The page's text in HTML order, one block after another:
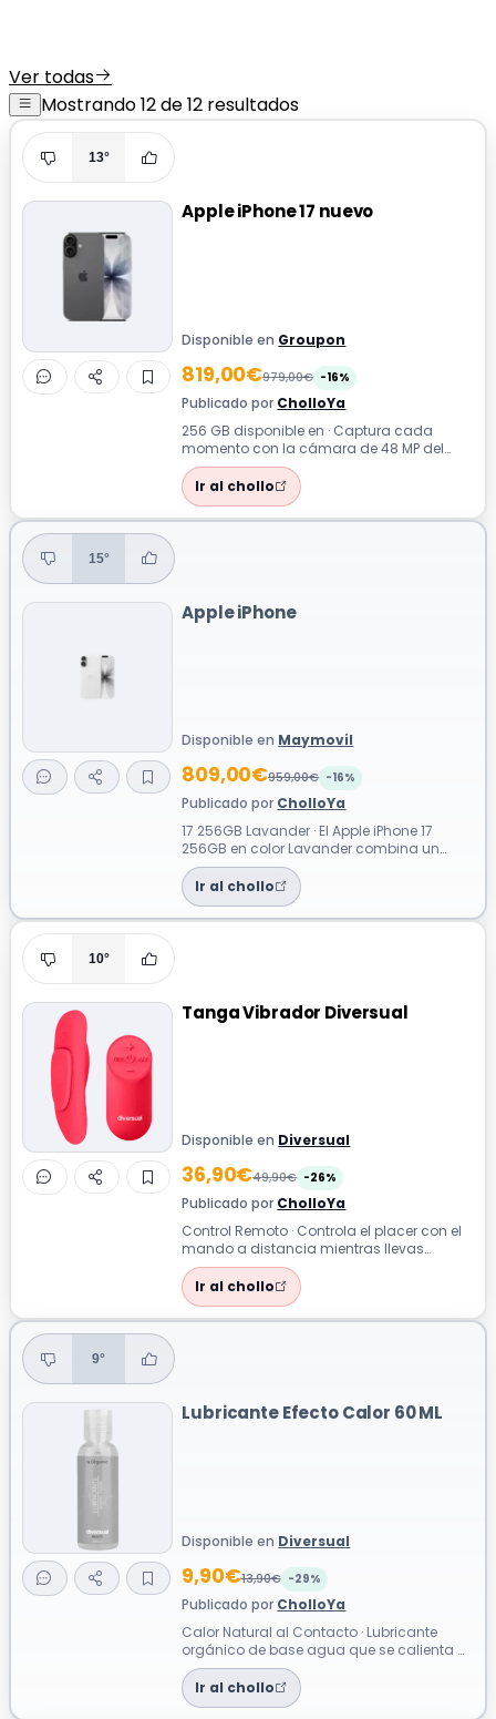
Ver todas
Mostrando 12 de 12 resultados
13°
Apple iPhone 17 nuevo
Disponible en Groupon
819,00€979,00€ -16%
Publicado por CholloYa
256 GB disponible en · Captura cada
momento con la cámara de 48 MP del
iPhone 17, ideal para transformar fotos
cotidi...
Ir al chollo
15°
Apple iPhone
Disponible en Maymovil
809,00€959,00€ -16%
Publicado por CholloYa
17 256GB Lavander · El Apple iPhone 17
256GB en color Lavander combina un
diseño sofisticado con un rendimiento
fluid...
Ir al chollo
10°
Tanga Vibrador Diversual
Disponible en Diversual
36,90€49,90€ -26%
Publicado por CholloYa
Control Remoto · Controla el placer con el
mando a distancia mientras llevas
puesto este tanga vibrador de silicona s...
Ir al chollo
9°
Lubricante Efecto Calor 60 ML
Disponible en Diversual
9,90€13,90€ -29%
Publicado por CholloYa
Calor Natural al Contacto · Lubricante
orgánico de base agua que se calienta al
contacto para intensificar cada caric...
Ir al chollo